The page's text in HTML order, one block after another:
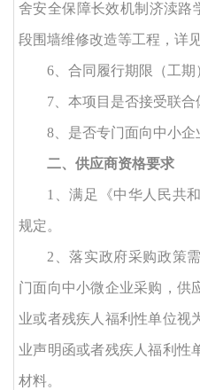
舍安全保障长效机制济渎路
段围墙维修改造等工程，详
6 、合同履行期限（工期
7 、本项目是否接受联
8、是否专门面向中小企
二、供应商资格要求
1、满足《中华人民共
规定。
2、落实政府采购政策
门面向中小微企业采购，供
业或者残疾人福利性单位视
业声明函或者残疾人福利性
材料。